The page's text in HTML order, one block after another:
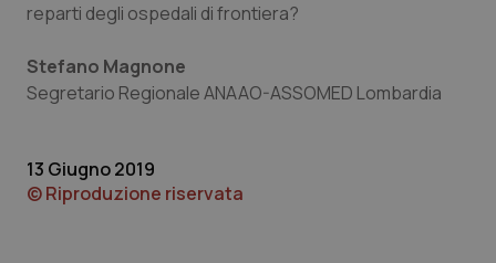
Psoriasi & pelle
Quotidiano Cardiologia
Quotidiano Chirurgia
reparti degli ospedali di frontiera?
Stefano Magnone
Segretario Regionale ANAAO-ASSOMED Lombardia
13 Giugno 2019
© Riproduzione riservata